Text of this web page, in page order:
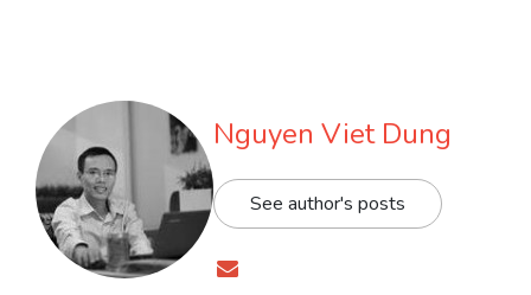
Nguyen Viet Dung
See author's posts